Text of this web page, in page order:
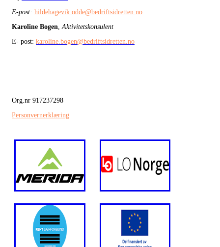
E-post: hildehagevik.odde@bedriftsidretten.no
Karoline Bogen Aktivitetskonsulent
E- post: karoline.bogen@bedriftsidretten.no
Org.nr 917237298
Personvernerklæring